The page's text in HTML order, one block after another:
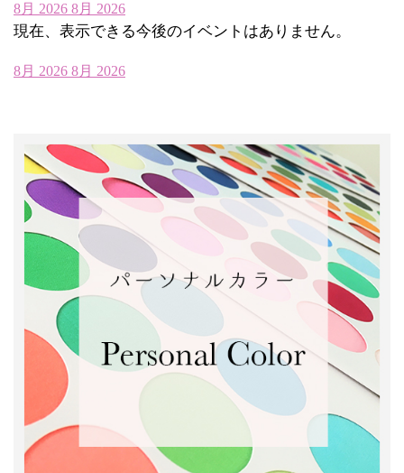
8月 2026 8月 2026
現在、表示できる今後のイベントはありません。
8月 2026 8月 2026